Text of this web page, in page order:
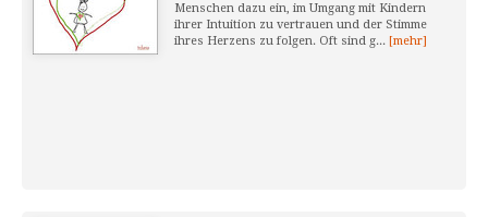
Menschen dazu ein, im Umgang mit Kindern
ihrer Intuition zu vertrauen und der Stimme
ihres Herzens zu folgen. Oft sind g... [mehr]